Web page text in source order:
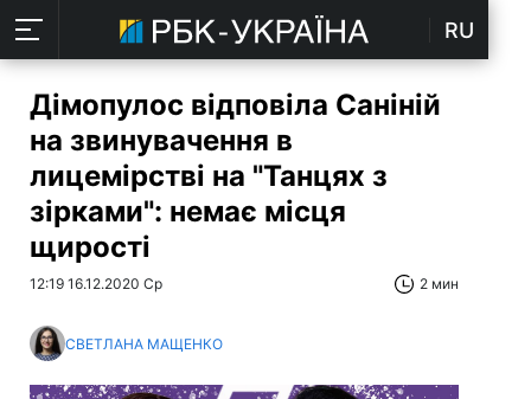
RU
Дімопулос відповіла Саніній
на звинувачення в
лицемірстві на "Танцях з
зірками": немає місця
щирості
12:19 16.12.2020 Ср 2 мин
СВЕТЛАНА МАЩЕНКО